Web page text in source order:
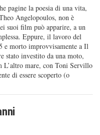
pagine la poesia di una vita,
Angelopoulos, non è
suoi film può apparire, a un
Eppure, il lavoro del
e morto improvvisamente a Il
stato investito da una moto,
L’altro mare, con Toni Servillo
di essere scoperto (o